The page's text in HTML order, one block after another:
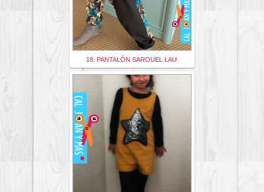
18. PANTALÓN SAROUEL LAU